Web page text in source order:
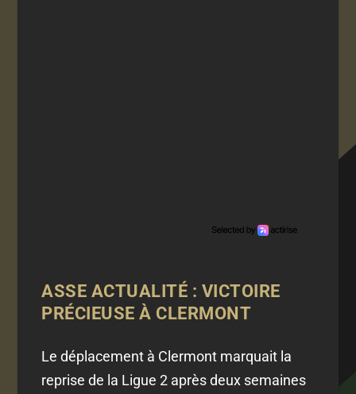
ASSE ACTUALITÉ : VICTOIRE
PRÉCIEUSE À CLERMONT
Le déplacement à Clermont marquait la
reprise de la Ligue 2 après deux semaines